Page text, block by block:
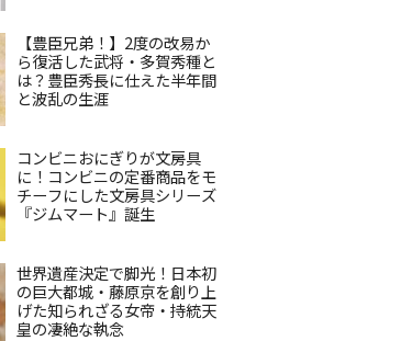
【豊臣兄弟！】2度の改易か
ら復活した武将・多賀秀種と
は？豊臣秀長に仕えた半年間
と波乱の生涯
コンビニおにぎりが文房具
に！コンビニの定番商品をモ
チーフにした文房具シリーズ
『ジムマート』誕生
世界遺産決定で脚光！日本初
の巨大都城・藤原京を創り上
げた知られざる女帝・持統天
皇の凄絶な執念